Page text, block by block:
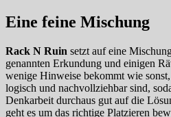
Eine feine Mischung
Rack N Ruin setzt auf eine
genannten Erkundung und einigen
wenige Hinweise bekommt wie
logisch und nachvollziehbar sind,
Denkarbeit durchaus gut auf die
geht es um das richtige Platzieren